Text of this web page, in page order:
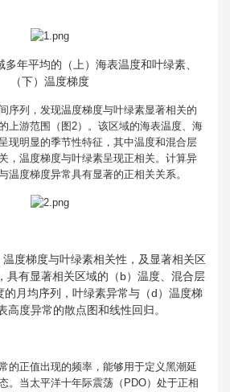
年平均的（上）海表温度和叶绿素、
（下）温度梯度
序列，发现温度梯度与叶绿素显著相关的
上游范围（图2）。该区域的海表温度、海
现明显的季节性特征，其中温度和混合层
，温度梯度与叶绿素呈现正相关。计算异
温度梯度异常具有显著的正相关关系。
度梯度与叶绿素相关性，及显著相关区
具有显著相关区域的（b）温度、混合层
的月均序列，叶绿素异常与（d）温度梯
高度异常的散点图和线性回归。
的正值出现的频率，能够用于定义黑潮延
。当太平洋十年际震荡（PDO）处于正相